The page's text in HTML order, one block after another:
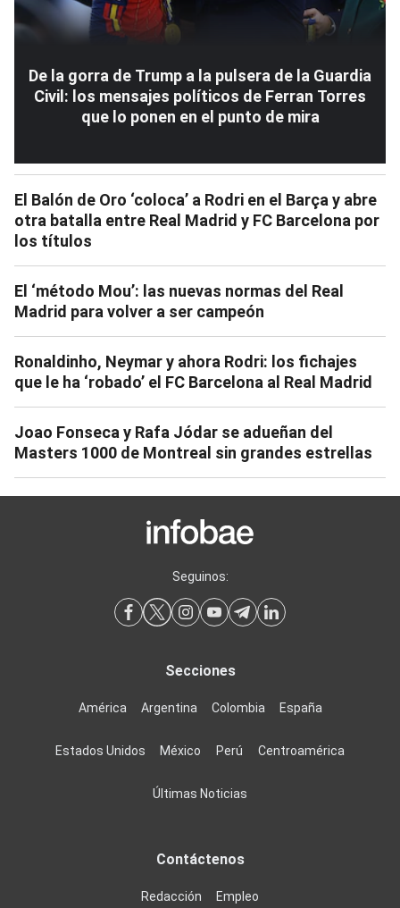
De la gorra de Trump a la pulsera de la Guardia
Civil: los mensajes políticos de Ferran Torres
que lo ponen en el punto de mira
El Balón de Oro ‘coloca’ a Rodri en el Barça y abre
otra batalla entre Real Madrid y FC Barcelona por
los títulos
El ‘método Mou’: las nuevas normas del Real
Madrid para volver a ser campeón
Ronaldinho, Neymar y ahora Rodri: los fichajes
que le ha ‘robado’ el FC Barcelona al Real Madrid
Joao Fonseca y Rafa Jódar se adueñan del
Masters 1000 de Montreal sin grandes estrellas
Seguinos:
Secciones
América Argentina Colombia España
Estados Unidos México Perú Centroamérica
Últimas Noticias
Contáctenos
Redacción Empleo